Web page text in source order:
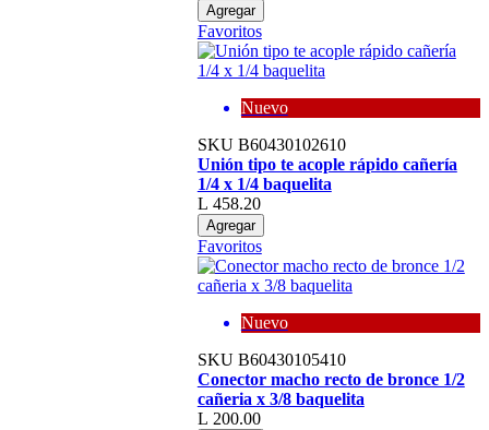
Agregar
Favoritos
Nuevo
SKU B60430102610
Unión tipo te acople rápido cañería
1/4 x 1/4 baquelita
L 458.20
Agregar
Favoritos
Nuevo
SKU B60430105410
Conector macho recto de bronce 1/2
cañeria x 3/8 baquelita
L 200.00